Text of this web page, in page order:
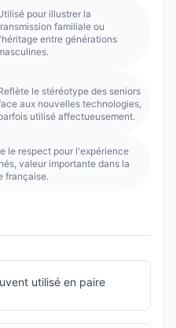
pour illustrer la
familiale ou
entre générations
le stéréotype des seniors
aux nouvelles technologies,
utilisé affectueusement.
le respect pour l'expérience
valeur importante dans la
française.
utilisé en paire